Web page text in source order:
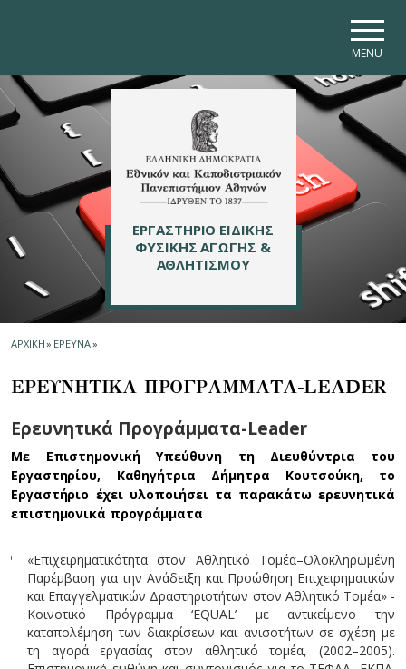
MENU
ΕΡΓΑΣΤΗΡΙΟ ΕΙΔΙΚΗΣ
ΦΥΣΙΚΗΣ ΑΓΩΓΗΣ &
ΑΘΛΗΤΙΣΜΟΥ
ΑΡΧΙΚΗ» ΕΡΕΥΝΑ»
ΕΡΕΥΝΗΤΙΚΑ ΠΡΟΓΡΑΜΜΑΤΑ-LEADER
Ερευνητικά Προγράμματα-Leader
Με Επιστημονική Υπεύθυνη τη Διευθύντρια του
Εργαστηρίου, Καθηγήτρια Δήμητρα Κουτσούκη, το
Εργαστήριο έχει υλοποιήσει τα παρακάτω ερευνητικά
επιστημονικά προγράμματα
«Επιχειρηματικότητα στον Αθλητικό Τομέα–Ολοκληρωμένη
Παρέμβαση για την Ανάδειξη και Προώθηση Επιχειρηματικών
και Επαγγελματικών Δραστηριοτήτων στον Αθλητικό Τομέα» -
Κοινοτικό Πρόγραμμα ‘EQUAL’ με αντικείμενο την
καταπολέμηση των διακρίσεων και ανισοτήτων σε σχέση με
τη αγορά εργασίας στον αθλητικό τομέα, (2002–2005).